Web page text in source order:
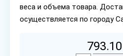
веса и объема товара.
осуществляется по городу